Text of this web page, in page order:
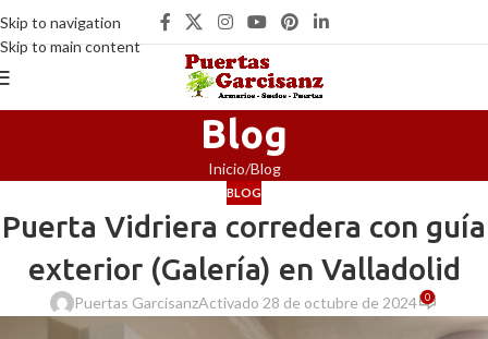
Skip to navigation
Skip to main content
Blog
Inicio Blog
BLOG
Puerta Vidriera corredera con guía
exterior (Galería) en Valladolid
Puertas GarcisanzActivado 28 de octubre de 2024 0